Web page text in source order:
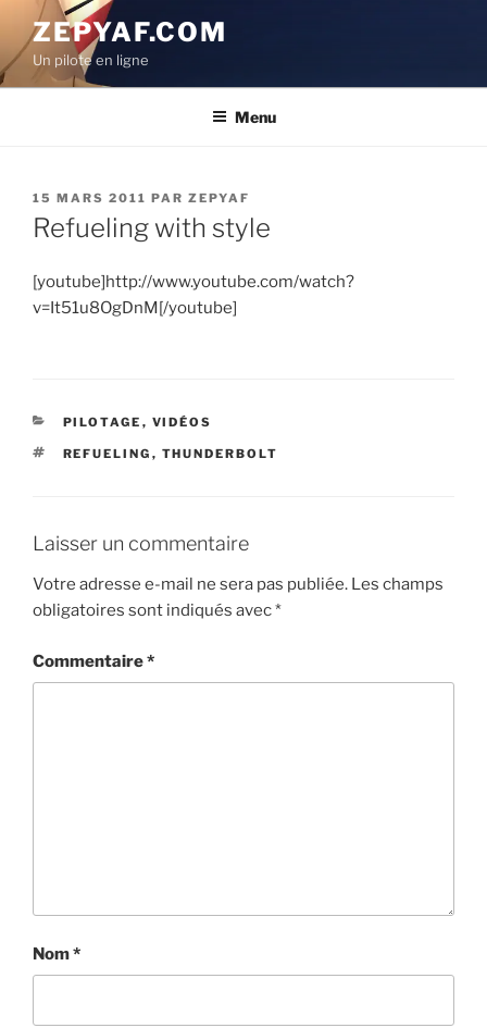
contenu
principal
ZEPYAF.COM
Un pilote en ligne
Menu
PUBLIÉ
LE
15 MARS 2011 PAR ZEPYAF
Refueling with style
[youtube]http://www.youtube.com/watch?
v=It51u8OgDnM[/youtube]
CATÉGORIES
PILOTAGE , VIDÉOS
ÉTIQUETTES
REFUELING , THUNDERBOLT
Laisser un commentaire
Votre adresse e-mail ne sera pas publiée. Les champs
obligatoires sont indiqués avec*
Commentaire*
Nom*